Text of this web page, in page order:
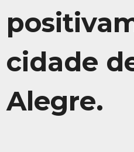
cidade
Alegre.